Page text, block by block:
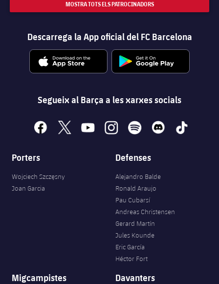
MOSTRA TOTS ELS PATROCINADORS
Descarrega la App oficial del FC Barcelona
Segueix al Barça a les xarxes socials
facebook
x youtubeinstagramspotify discord tiktok
Porters
Wojciech Szczęsny
Joan Garcia
Defenses
Alejandro Balde
Ronald Araujo
Pau Cubarsí
Andreas Christensen
Gerard Martín
Jules Kounde
Eric García
Héctor Fort
Migcampistes Davanters